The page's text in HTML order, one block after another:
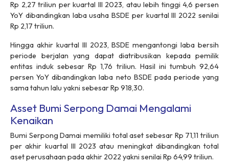
Rp 2,27 triliun per kuartal III 2023, atau lebih tinggi 4,6 persen
YoY dibandingkan laba usaha BSDE per kuartal III 2022 senilai
Rp 2,17 triliun.
Hingga akhir kuartal III 2023, BSDE mengantongi laba bersih
periode berjalan yang dapat diatribusikan kepada pemilik
entitas induk sebesar Rp 1,76 triliun. Hasil ini tumbuh 92,64
persen YoY dibandingkan laba neto BSDE pada periode yang
sama tahun lalu yakni sebesar Rp 918,30.
Asset Bumi Serpong Damai Mengalami
Kenaikan
Bumi Serpong Damai memiliki total aset sebesar Rp 71,11 triliun
per akhir kuartal III 2023 atau meningkat dibandingkan total
aset perusahaan pada akhir 2022 yakni senilai Rp 64,99 triliun.